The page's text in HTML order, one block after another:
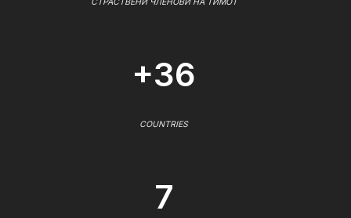
+36
COUNTRIES
7